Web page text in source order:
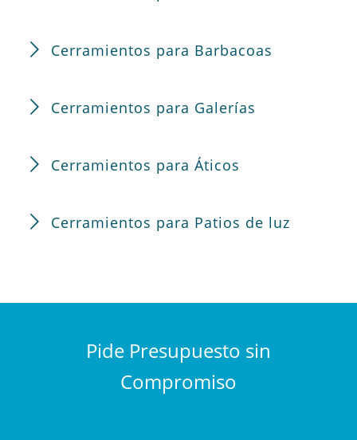
Cerramientos para Barbacoas
Cerramientos para Galerías
Cerramientos para Áticos
Cerramientos para Patios de luz
Pide Presupuesto sin
Compromiso